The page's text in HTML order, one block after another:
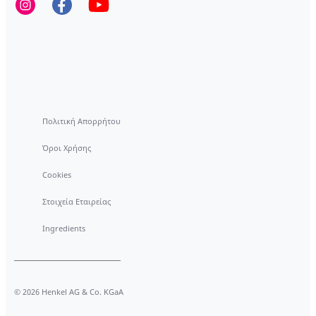
απομακρύνετε λεκέδες από μούρα
Πολιτική Απορρήτου
Όροι Χρήσης
Cookies
Στοιχεία Εταιρείας
Ingredients
© 2026 Henkel AG & Co. KGaA